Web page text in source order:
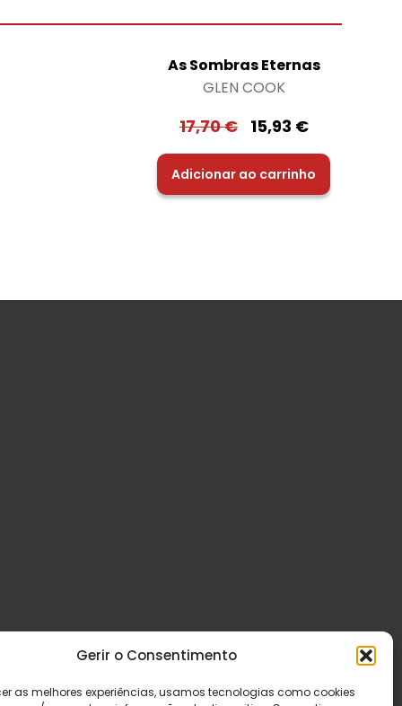
Gerir o Consentimento
as melhores experiências, usamos tecnologias como cookies
As Sombras Eternas
GLEN COOK
17,70€ 15,93 €
Adicionar ao carrinho